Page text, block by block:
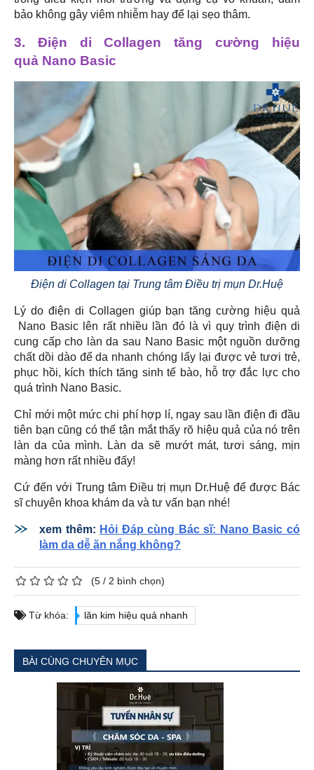
bảo không gây viêm nhiễm hay để lại sẹo thâm.
3. Điện di Collagen tăng cường hiệu
quả Nano Basic
Điện di Collagen tại Trung tâm Điều trị mụn Dr.Huệ
Lý do điện di Collagen giúp bạn tăng cường hiệu quả
Nano Basic lên rất nhiều lần đó là vì quy trình điện di
cung cấp cho làn da sau Nano Basic một nguồn dưỡng
chất dồi dào để da nhanh chóng lấy lại được vẻ tươi trẻ,
phục hồi, kích thích tăng sinh tế bào, hỗ trợ đắc lực cho
quá trình Nano Basic.
Chỉ mới một mức chi phí hợp lí, ngay sau lần điện đi đầu
tiên bạn cũng có thể tận mắt thấy rõ hiệu quả của nó trên
làn da của mình. Làn da sẽ mướt mát, tươi sáng, mịn
màng hơn rất nhiều đấy!
Cứ đến với Trung tâm Điều trị mụn Dr.Huệ để được Bác
sĩ chuyên khoa khám da và tư vấn bạn nhé!
xem thêm: Hỏi Đáp cùng Bác sĩ: Nano Basic có
làm da dễ ăn nắng không?
(5 / 2 bình chọn)
Từ khóa: lăn kim hiệu quả nhanh
BÀI CÙNG CHUYÊN MỤC